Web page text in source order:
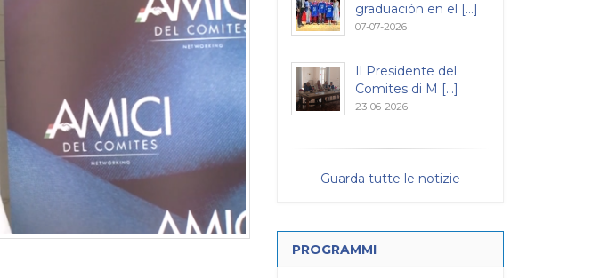
graduación en el [...]
07-07-2026
Il Presidente del
Comites di M [...]
23-06-2026
Guarda tutte le notizie
PROGRAMMI